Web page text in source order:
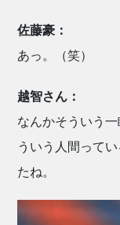
佐藤豪：
あっ。（笑）
越智さん：
なんかそういう
ういう人間って
たね。